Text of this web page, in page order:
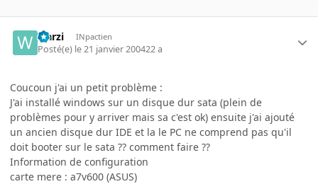
warzi INpactien
Posté(e) le 21 janvier 200422 a
Coucoun j'ai un petit problème :
J'ai installé windows sur un disque dur sata (plein de
problèmes pour y arriver mais sa c'est ok) ensuite j'ai ajouté
un ancien disque dur IDE et la le PC ne comprend pas qu'il
doit booter sur le sata ?? comment faire ??
Information de configuration
carte mere : a7v600 (ASUS)